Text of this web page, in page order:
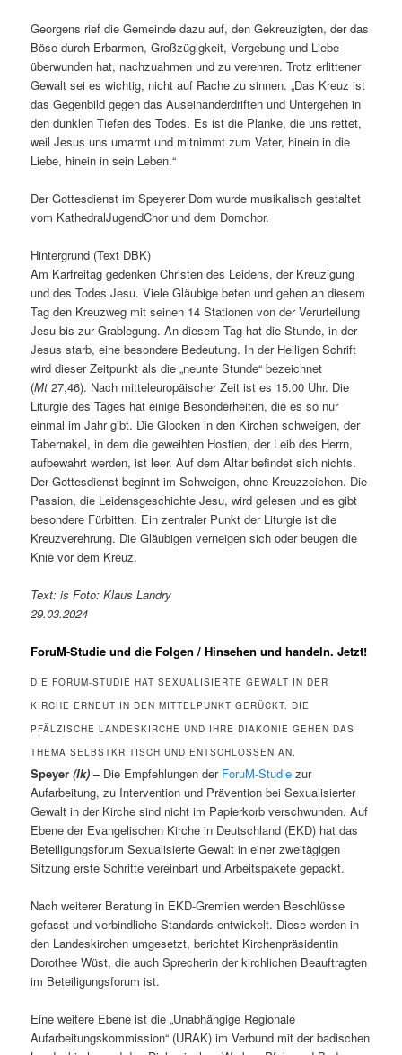
Georgens rief die Gemeinde dazu auf, den Gekreuzigten, der das
Böse durch Erbarmen, Großzügigkeit, Vergebung und Liebe
überwunden hat, nachzuahmen und zu verehren. Trotz erlittener
Gewalt sei es wichtig, nicht auf Rache zu sinnen. „Das Kreuz ist
das Gegenbild gegen das Auseinanderdriften und Untergehen in
den dunklen Tiefen des Todes. Es ist die Planke, die uns rettet,
weil Jesus uns umarmt und mitnimmt zum Vater, hinein in die
Liebe, hinein in sein Leben.“
Der Gottesdienst im Speyerer Dom wurde musikalisch gestaltet
vom KathedralJugendChor und dem Domchor.
Hintergrund (Text DBK)
Am Karfreitag gedenken Christen des Leidens, der Kreuzigung
und des Todes Jesu. Viele Gläubige beten und gehen an diesem
Tag den Kreuzweg mit seinen 14 Stationen von der Verurteilung
Jesu bis zur Grablegung. An diesem Tag hat die Stunde, in der
Jesus starb, eine besondere Bedeutung. In der Heiligen Schrift
wird dieser Zeitpunkt als die „neunte Stunde“ bezeichnet
(Mt 27,46). Nach mitteleuropäischer Zeit ist es 15.00 Uhr. Die
Liturgie des Tages hat einige Besonderheiten, die es so nur
einmal im Jahr gibt. Die Glocken in den Kirchen schweigen, der
Tabernakel, in dem die geweihten Hostien, der Leib des Herrn,
aufbewahrt werden, ist leer. Auf dem Altar befindet sich nichts.
Der Gottesdienst beginnt im Schweigen, ohne Kreuzzeichen. Die
Passion, die Leidensgeschichte Jesu, wird gelesen und es gibt
besondere Fürbitten. Ein zentraler Punkt der Liturgie ist die
Kreuzverehrung. Die Gläubigen verneigen sich oder beugen die
Knie vor dem Kreuz.
Text: is Foto: Klaus Landry
29.03.2024
ForuM-Studie und die Folgen / Hinsehen und handeln. Jetzt!
DIE FORUM-STUDIE HAT SEXUALISIERTE GEWALT IN DER
KIRCHE ERNEUT IN DEN MITTELPUNKT GERÜCKT. DIE
PFÄLZISCHE LANDESKIRCHE UND IHRE DIAKONIE GEHEN DAS
THEMA SELBSTKRITISCH UND ENTSCHLOSSEN AN.
Speyer(lk)– Die Empfehlungen der ForuM-Studie zur
Aufarbeitung, zu Intervention und Prävention bei Sexualisierter
Gewalt in der Kirche sind nicht im Papierkorb verschwunden. Auf
Ebene der Evangelischen Kirche in Deutschland (EKD) hat das
Beteiligungsforum Sexualisierte Gewalt in einer zweitägigen
Sitzung erste Schritte vereinbart und Arbeitspakete gepackt.
Nach weiterer Beratung in EKD-Gremien werden Beschlüsse
gefasst und verbindliche Standards entwickelt. Diese werden in
den Landeskirchen umgesetzt, berichtet Kirchenpräsidentin
Dorothee Wüst, die auch Sprecherin der kirchlichen Beauftragten
im Beteiligungsforum ist.
Eine weitere Ebene ist die „Unabhängige Regionale
Aufarbeitungskommission“ (URAK) im Verbund mit der badischen